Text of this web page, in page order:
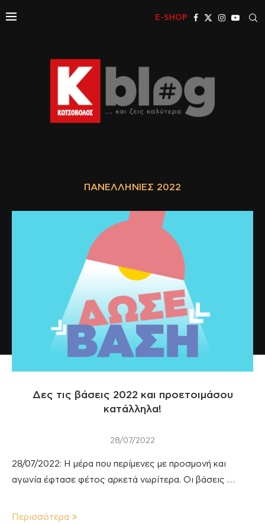
E-SHOP
ΠΑΝΕΛΛΉΝΙΕΣ 2022
Δες τις βάσεις 2022 και προετοιμάσου
κατάλληλα!
28/07/2022
28/07/2022: Η μέρα που περίμενες με προσμονή και
αγωνία έφτασε φέτος αρκετά νωρίτερα. Οι βάσεις …
Περισσότερα